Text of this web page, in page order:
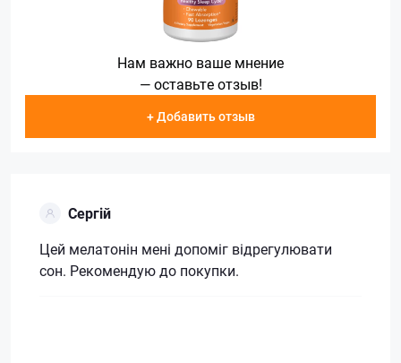
Нам важно ваше мнение
— оставьте отзыв!
+ Добавить отзыв
Сергій
Цей мелатонін мені допоміг відрегулювати
сон. Рекомендую до покупки.